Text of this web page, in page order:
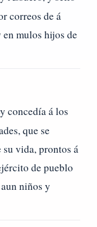
correos de á
mulos hijos de
concedía á los
que se
su vida, prontos á
de pueblo
niños y